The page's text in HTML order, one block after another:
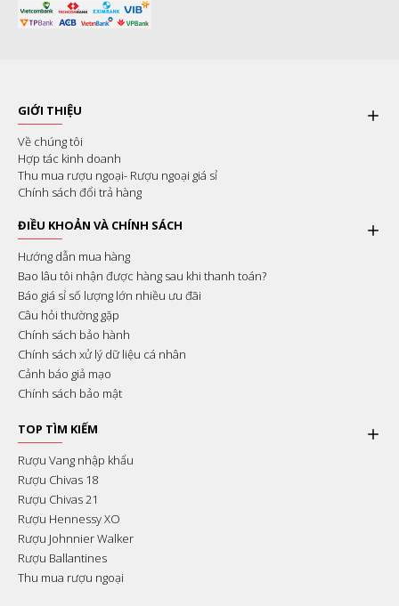
GIỚI THIỆU
Về chúng tôi
Hợp tác kinh doanh
Thu mua rượu ngoại- Rượu ngoại giá sỉ
Chính sách đổi trả hàng
ĐIỀU KHOẢN VÀ CHÍNH SÁCH
Hướng dẫn mua hàng
Bao lâu tôi nhận được hàng sau khi thanh toán?
Báo giá sỉ số lượng lớn nhiều ưu đãi
Câu hỏi thường gặp
Chính sách bảo hành
Chính sách xử lý dữ liệu cá nhân
Cảnh báo giả mạo
Chính sách bảo mật
TOP TÌM KIẾM
Rượu Vang nhập khẩu
Rượu Chivas 18
Rượu Chivas 21
Rượu Hennessy XO
Rượu Johnnier Walker
Rượu Ballantines
Thu mua rượu ngoại